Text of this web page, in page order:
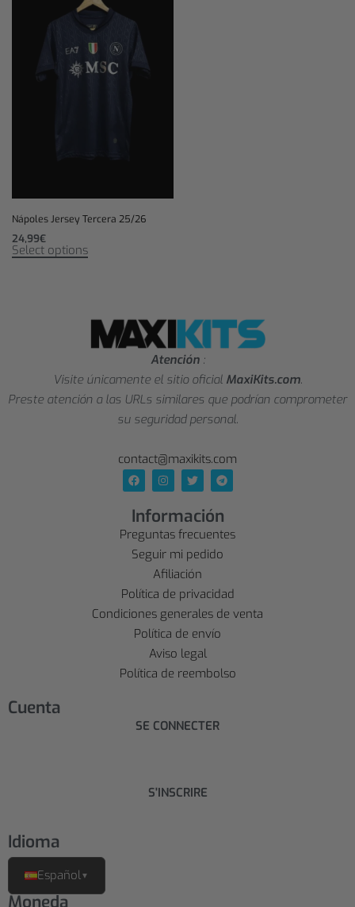
Nápoles Jersey Tercera 25/26
24,99€
Select options
Atención :
Visite únicamente el sitio oficial MaxiKits.com.
Preste atención a las URLs similares que podrían comprometer
su seguridad personal.
contact@maxikits.com
Información
Preguntas frecuentes
Seguir mi pedido
Afiliación
Política de privacidad
Condiciones generales de venta
Política de envío
Aviso legal
Política de reembolso
Cuenta
SE CONNECTER
S'INSCRIRE
Idioma
Español▼
Moneda